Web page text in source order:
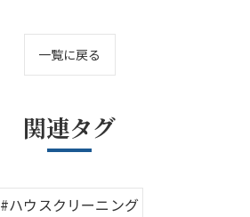
一覧に戻る
関連タグ
#ハウスクリーニング